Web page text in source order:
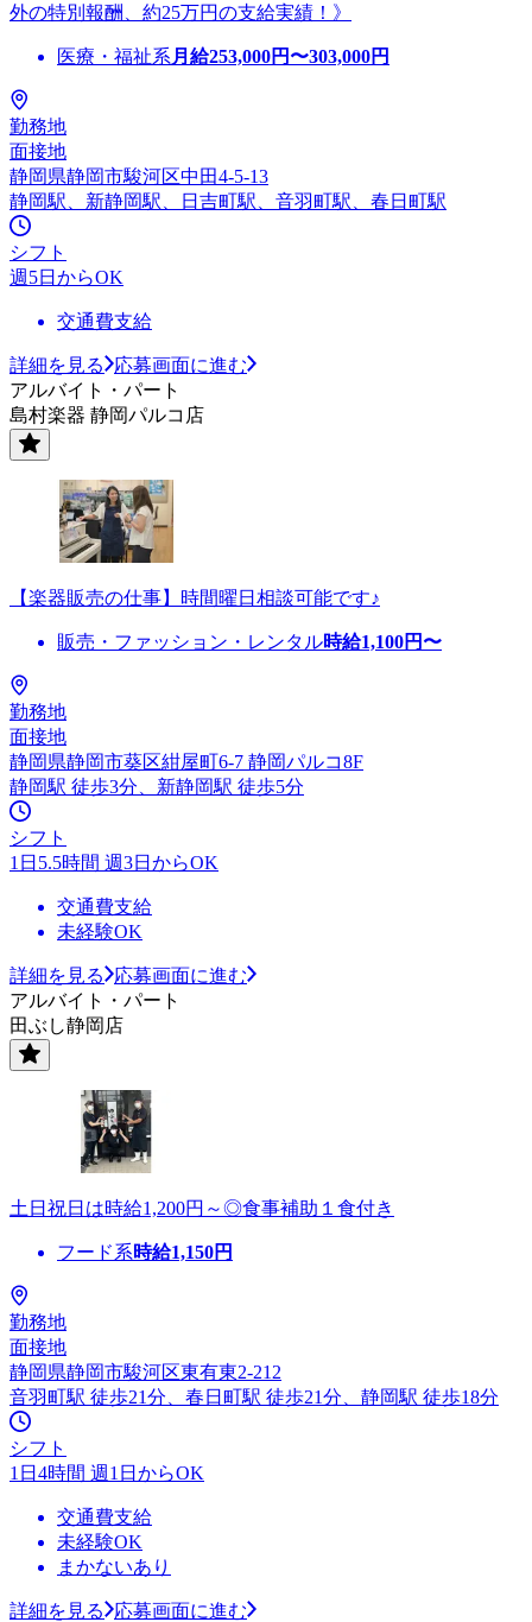
外の特別報酬、約25万円の支給実績！》
医療・福祉系 月給253,000円〜303,000円
勤務地
面接地
静岡県静岡市駿河区中田4-5-13
静岡駅、新静岡駅、日吉町駅、音羽町駅、春日町駅
シフト
週5日からOK
交通費支給
詳細を見る
応募画面に進む
アルバイト・パート
島村楽器 静岡パルコ店
【楽器販売の仕事】時間曜日相談可能です♪
販売・ファッション・レンタル時給1,100円〜
勤務地
面接地
静岡県静岡市葵区紺屋町6-7 静岡パルコ8F
静岡駅 徒歩3分、新静岡駅 徒歩5分
シフト
1日5.5時間 週3日からOK
交通費支給
未経験OK
詳細を見る
応募画面に進む
アルバイト・パート
田ぶし静岡店
土日祝日は時給1,200円～◎食事補助１食付き
フード系時給1,150円
勤務地
面接地
静岡県静岡市駿河区東有東2-212
音羽町駅 徒歩21分、春日町駅 徒歩21分、静岡駅 徒歩18分
シフト
1日4時間 週1日からOK
交通費支給
未経験OK
まかないあり
詳細を見る
応募画面に進む